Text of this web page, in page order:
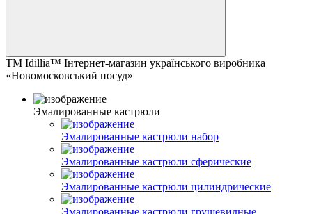
ТМ Idillia™ Інтернет-магазин українського виробника
«Новомосковський посуд»
Эмалированные кастрюли
Эмалированные кастрюли набор
Эмалированные кастрюли сферические
Эмалированные кастрюли цилиндрические
Эмалированные кастрюли грушевидные